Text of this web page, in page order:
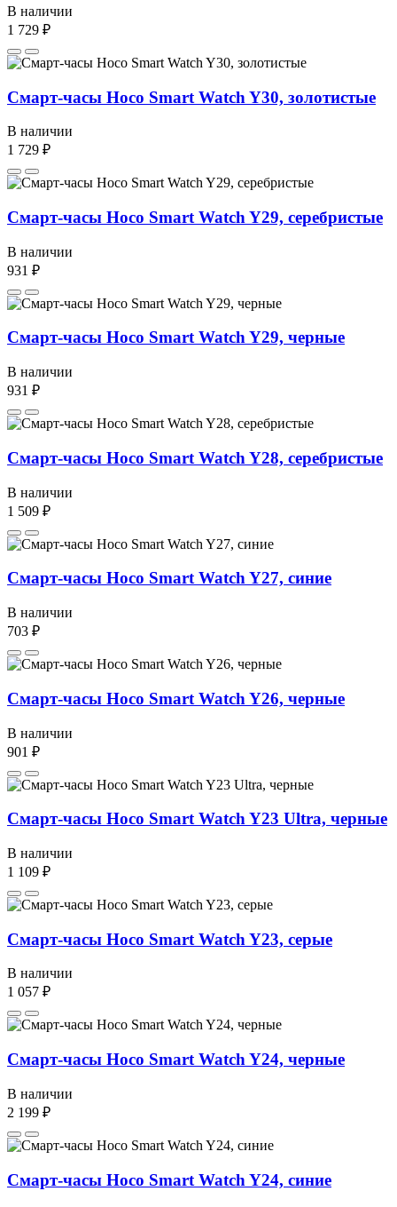
В наличии
1 729 ₽
Смарт-часы Hoco Smart Watch Y30, золотистые
В наличии
1 729 ₽
Смарт-часы Hoco Smart Watch Y29, серебристые
В наличии
931 ₽
Смарт-часы Hoco Smart Watch Y29, черные
В наличии
931 ₽
Смарт-часы Hoco Smart Watch Y28, серебристые
В наличии
1 509 ₽
Смарт-часы Hoco Smart Watch Y27, синие
В наличии
703 ₽
Смарт-часы Hoco Smart Watch Y26, черные
В наличии
901 ₽
Смарт-часы Hoco Smart Watch Y23 Ultra, черные
В наличии
1 109 ₽
Смарт-часы Hoco Smart Watch Y23, серые
В наличии
1 057 ₽
Смарт-часы Hoco Smart Watch Y24, черные
В наличии
2 199 ₽
Смарт-часы Hoco Smart Watch Y24, синие